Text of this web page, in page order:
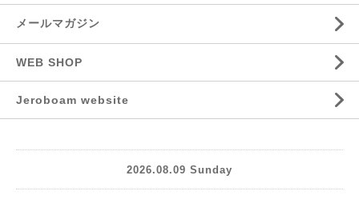
メールマガジン
WEB SHOP
Jeroboam website
2026.08.09 Sunday